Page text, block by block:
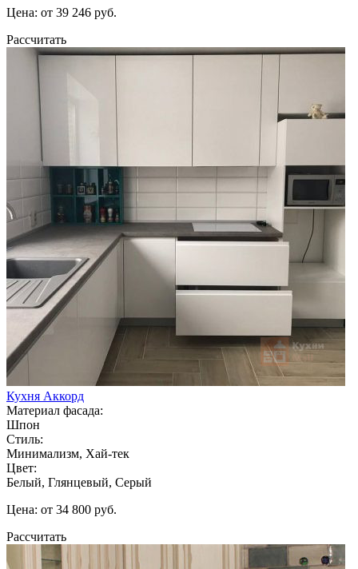
Цена: от 39 246 руб.
Рассчитать
Кухня Аккорд
Материал фасада:
Шпон
Стиль:
Минимализм, Хай-тек
Цвет:
Белый, Глянцевый, Серый
Цена: от 34 800 руб.
Рассчитать